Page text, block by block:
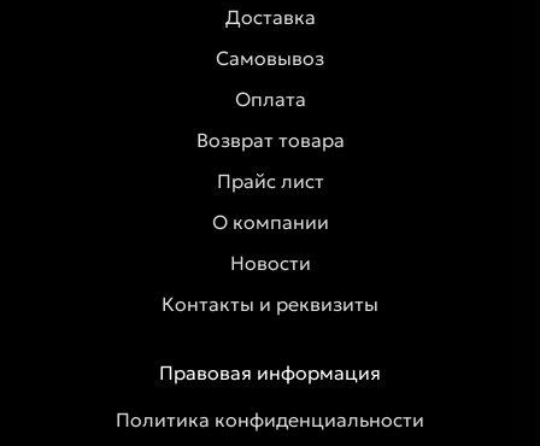
Доставка
Самовывоз
Оплата
Возврат товара
Прайс лист
О компании
Новости
Контакты и реквизиты
Правовая информация
Политика конфиденциальности